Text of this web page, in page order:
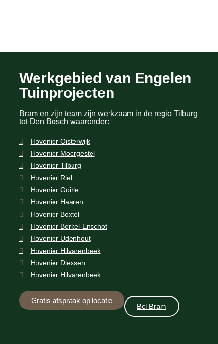
Werkgebied van Engelen
Tuinprojecten
Bram en zijn team zijn werkzaam in de regio Tilburg
tot Den Bosch waaronder:
Hovenier Oisterwijk
Hovenier Moergestel
Hovenier Tilburg
Hovenier Riel
Hovenier Goirle
Hovenier Haaren
Hovenier Boxtel
Hovenier Berkel-Enschot
Hovenier Udenhout
Hovenier Hilvarenbeek
Hovenier Diessen
Hovenier Hilvarenbeek
Gratis afspraak op locatie
Bel Bram